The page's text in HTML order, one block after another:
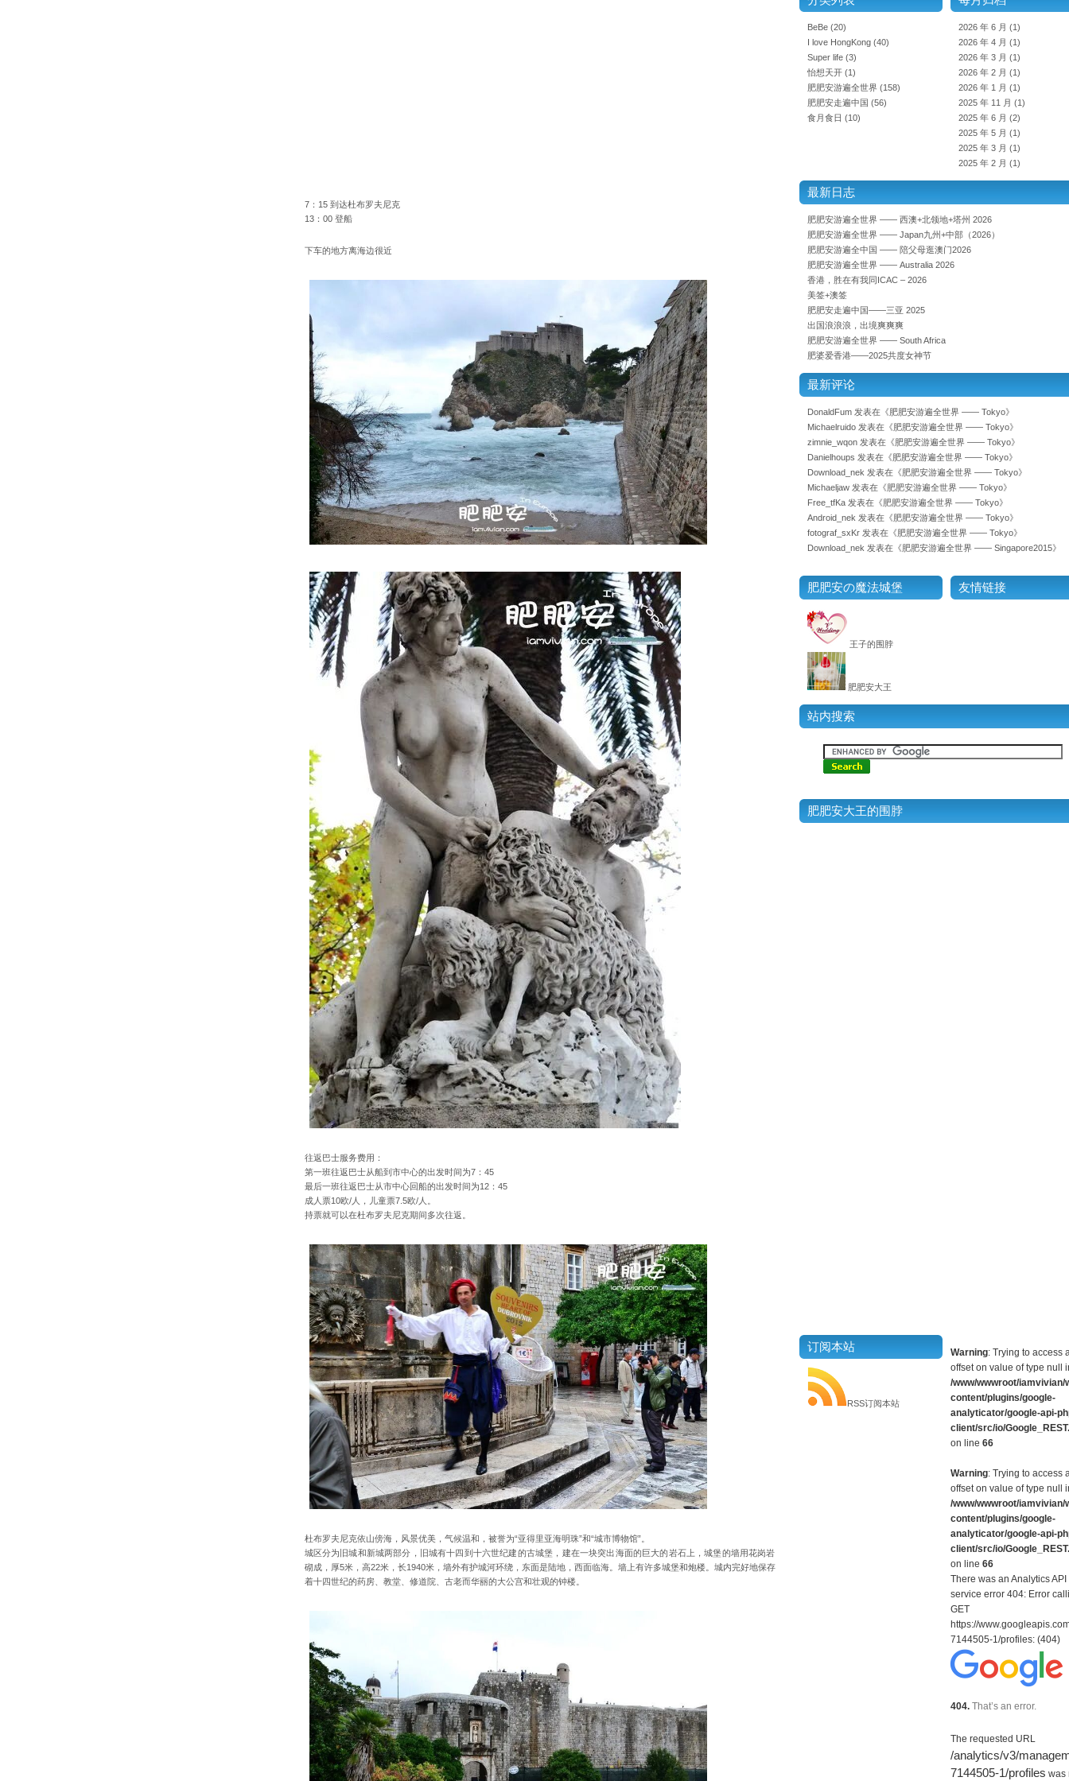
7：15 到达杜布罗夫尼克
13：00 登船
下车的地方离海边很近
往返巴士服务费用：
第一班往返巴士从船到市中心的出发时间为7：45
最后一班往返巴士从市中心回船的出发时间为12：45
成人票10欧/人，儿童票7.5欧/人。
持票就可以在杜布罗夫尼克期间多次往返。
杜布罗夫尼克依山傍海，风景优美，气候温和，被誉为“亚得里亚海明珠”和“城市博物馆”。
城区分为旧城和新城两部分，旧城有十四到十六世纪建的古城堡，建在一块突出海面的巨大的岩石上，城堡的墙用花岗岩
砌成，厚5米，高22米，长1940米，墙外有护城河环绕，东面是陆地，西面临海。墙上有许多城堡和炮楼。城内完好地保存
着十四世纪的药房、教堂、修道院、古老而华丽的大公宫和壮观的钟楼。
BeBe(20)
I love HongKong(40)
Super life(3)
怡想天开(1)
肥肥安游遍全世界(158)
肥肥安走遍中国 (56)
食月食日 (10)
2026 年 6 月 (1)
2026 年 4 月 (1)
2026 年 3 月 (1)
2026 年 2 月 (1)
2026 年 1 月 (1)
2025 年 11 月 (1)
2025 年 6 月 (2)
2025 年 5 月 (1)
2025 年 3 月 (1)
2025 年 2 月 (1)
最新日志
肥肥安游遍全世界 —— 西澳+北领地+塔州 2026
肥肥安游遍全世界 —— Japan九州+中部（2026）
肥肥安游遍全中国 —— 陪父母逛澳门2026
肥肥安游遍全世界 —— Australia 2026
香港，胜在有我同ICAC – 2026
美签+澳签
肥肥安走遍中国——三亚 2025
出国浪浪浪，出境爽爽爽
肥肥安游遍全世界 —— South Africa
肥婆爱香港——2025共度女神节
最新评论
DonaldFum发表在《肥肥安游遍全世界 —— Tokyo》
Michaelruido发表在《肥肥安游遍全世界 —— Tokyo》
zimnie_wqon发表在《肥肥安游遍全世界 —— Tokyo》
Danielhoups 发表在《肥肥安游遍全世界 —— Tokyo》
Download_nek 发表在《肥肥安游遍全世界 —— Tokyo》
Michaeljaw发表在《肥肥安游遍全世界 —— Tokyo》
Free_tfKa发表在《肥肥安游遍全世界 —— Tokyo》
Android_nek 发表在《肥肥安游遍全世界 —— Tokyo》
fotograf_sxKr发表在《肥肥安游遍全世界 —— Tokyo》
Download_nek 发表在《肥肥安游遍全世界 —— Singapore2015》
肥肥安の魔法城堡
王子的围脖
肥肥安大王
友情链接
站内搜索
肥肥安大王的围脖
订阅本站
RSS订阅本站
Warning: Trying to access
offset on value of type null
/www/wwwroot/iamvivian/
content/plugins/google-
analyticator/google-api-
client/src/io/
on line 66
Warning: Trying to access
offset on value of type null
/www/wwwroot/iamvivian/
content/plugins/google-
analyticator/google-api-
client/src/io/
on line 66
There was an Analytics API
service error 404: Error
GET
https://
7144505-1/profiles: (404)
404. That’s an error.
The requested URL
/analytics/v3/
7144505-1/profiles was